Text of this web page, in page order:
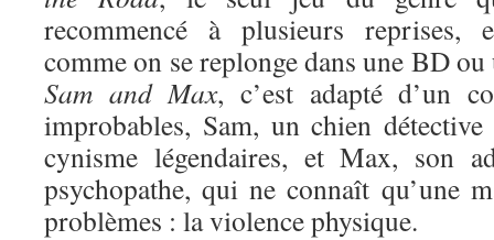
recommencé à plusieurs reprises,
comme on se replonge dans une BD ou
Sam and Max, c’est adapté d’un
improbables, Sam, un chien
cynisme légendaires, et Max, son
psychopathe, qui ne connaît qu’une
problèmes : la violence physique.